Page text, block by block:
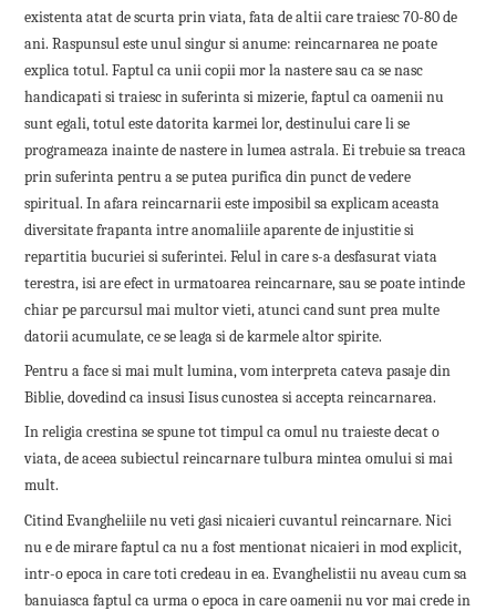
existenta atat de scurta prin viata, fata de altii care traiesc 70-80 de
ani. Raspunsul este unul singur si anume: reincarnarea ne poate
explica totul. Faptul ca unii copii mor la nastere sau ca se nasc
handicapati si traiesc in suferinta si mizerie, faptul ca oamenii nu
sunt egali, totul este datorita karmei lor, destinului care li se
programeaza inainte de nastere in lumea astrala. Ei trebuie sa treaca
prin suferinta pentru a se putea purifica din punct de vedere
spiritual. In afara reincarnarii este imposibil sa explicam aceasta
diversitate frapanta intre anomaliile aparente de injustitie si
repartitia bucuriei si suferintei. Felul in care s-a desfasurat viata
terestra, isi are efect in urmatoarea reincarnare, sau se poate intinde
chiar pe parcursul mai multor vieti, atunci cand sunt prea multe
datorii acumulate, ce se leaga si de karmele altor spirite.
Pentru a face si mai mult lumina, vom interpreta cateva pasaje din
Biblie, dovedind ca insusi Iisus cunostea si accepta reincarnarea.
In religia crestina se spune tot timpul ca omul nu traieste decat o
viata, de aceea subiectul reincarnare tulbura mintea omului si mai
mult.
Citind Evangheliile nu veti gasi nicaieri cuvantul reincarnare. Nici
nu e de mirare faptul ca nu a fost mentionat nicaieri in mod explicit,
intr-o epoca in care toti credeau in ea. Evanghelistii nu aveau cum sa
banuiasca faptul ca urma o epoca in care oamenii nu vor mai crede in